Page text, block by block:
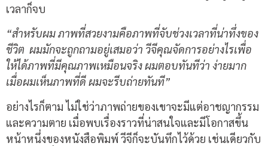
เวลาก็จบ
“สำหรับผม ภาพที่สวยงามคือภาพที่จับช่วงเวลาที่น่าทึ่งของ
ชีวิต ผมมักจะถูกถามอยู่เสมอว่า วีจีคุณจัดการอย่างไรเพื่อ
ให้ได้ภาพที่มีคุณภาพเหมือนจริง ผมตอบทันทีว่า ง่ายมาก
เมื่อผมเห็นภาพที่ดี ผมจะรีบถ่ายทันที”
อย่างไรก็ตาม ไม่ใช่ว่าภาพถ่ายของเขาจะมีแต่อาชญากรรม
และความตาย เมื่อพบเรื่องราวที่น่าสนใจและมีโอกาสขึ้น
หน้าหนึ่งของหนังสือพิมพ์ วีจีก็จะบันทึกไว้ด้วย เช่นเดียวกับ